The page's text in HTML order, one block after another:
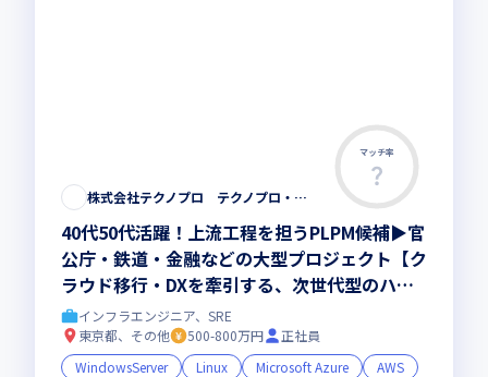
マッチ率
株式会社テクノプロ テクノプロ・エンジニアリング社
40代50代活躍！上流工程を担うPLPM候補▶︎官
公庁・鉄道・金融などの大型プロジェクト【ク
ラウド移行・DXを牽引する、次世代型のハイ
ブリッド・インフラエンジニア 】
インフラエンジニア、SRE
東京都、その他
500-800万円
正社員
WindowsServer
Linux Microsoft Azure
AWS